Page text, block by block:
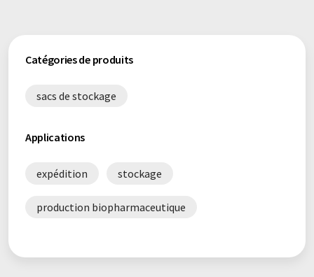
Catégories de produits
sacs de stockage
Applications
expédition stockage
production biopharmaceutique